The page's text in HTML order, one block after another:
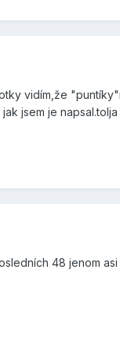
vidím,že
jsem je napsal.tolja
48 jenom